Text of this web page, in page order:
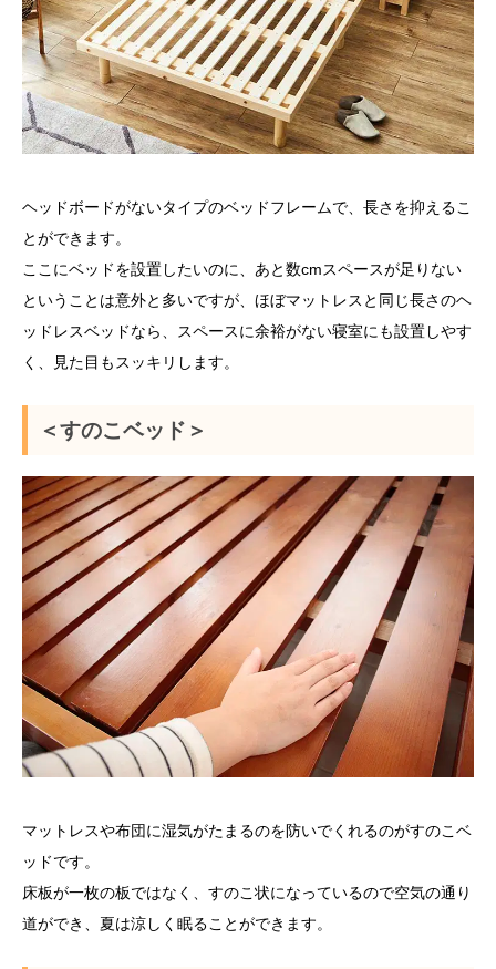
ヘッドボードがないタイプのベッドフレームで、長さを抑えるこ
とができます。
ここにベッドを設置したいのに、あと数cmスペースが足りない
ということは意外と多いですが、ほぼマットレスと同じ長さのヘ
ッドレスベッドなら、スペースに余裕がない寝室にも設置しやす
く、見た目もスッキリします。
＜すのこベッド＞
マットレスや布団に湿気がたまるのを防いでくれるのがすのこベ
ッドです。
床板が一枚の板ではなく、すのこ状になっているので空気の通り
道ができ、夏は涼しく眠ることができます。